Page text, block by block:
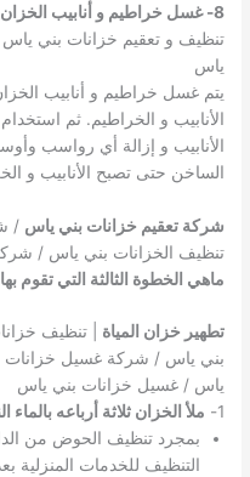
8- غسل خراطيم و أنابيب الخزان
تنظيف و تعقيم خزانات بني
ياس
يتم غسل خراطيم و أنابيب
الأنابيب و الخراطيم. ثم
الأنابيب و إزالة أي رواسب
الساخن حتى تصبح الأنابيب و
شركة تعقيم خزانات بني ياس /
تنظيف الخزانات بني ياس /
ماهي الخطوة الثالثة التي
تطهير خزان المياة | تنظيف
بني ياس / شركة غسيل
ياس / غسيل خزانات بني ياس
1-
ملأ الخزان ثلاثة أرباعه بالماء
بمجرد تنظيف الحوض من
التنظيف للخدمات المنزلية